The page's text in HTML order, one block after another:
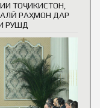
ТОҶИКИСТОН,
РАҲМОН ДАР
РУШД